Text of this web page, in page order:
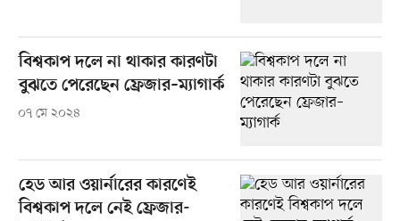
বিশ্বকাপ দলে না থাকার কারণটা
বুঝতে পেরেছেন ফ্রেজার–ম্যাগার্ক
০৭ মে ২০২৪
হেড আর ওয়ার্নারের কারণেই
বিশ্বকাপ দলে নেই ফ্রেজার-